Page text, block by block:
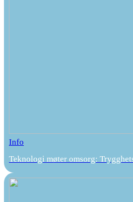
Info
Teknologi møter omsorg: